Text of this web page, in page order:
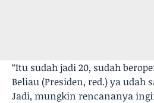
“Itu sudah jadi 20, sudah
Beliau (Presiden, red.) ya udah
Jadi, mungkin rencananya